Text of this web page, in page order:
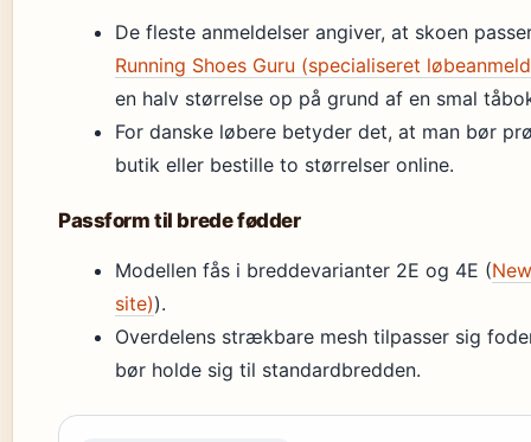
De fleste anmeldelser angiver, at skoen
Running Shoes Guru (specialiseret
en halv størrelse op på grund af en smal
For danske løbere betyder det, at man bør
butik eller bestille to størrelser online.
Passform til brede fødder
Modellen fås i breddevarianter 2E og 4E (
site)).
Overdelens strækbare mesh tilpasser sig
bør holde sig til standardbredden.